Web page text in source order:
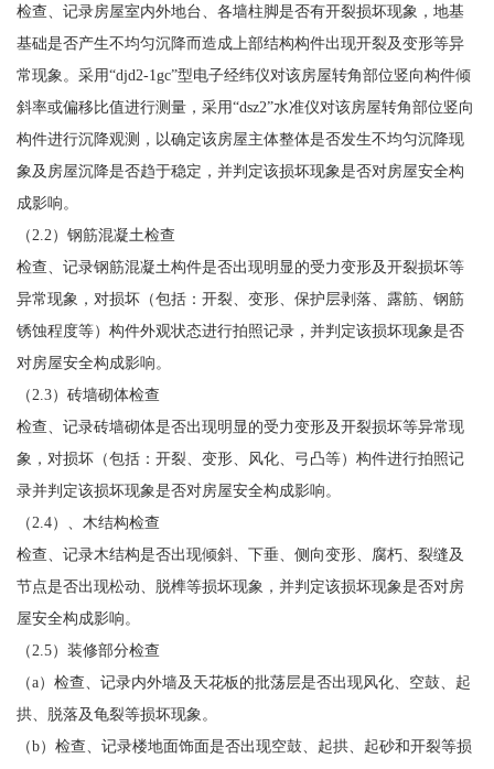
检查、记录房屋室内外地台、各墙柱脚是否有开裂损坏现象，地基
基础是否产生不均匀沉降而造成上部结构构件出现开裂及变形等异
常现象。采用“djd2-1gc”型电子经纬仪对该房屋转角部位竖向构件倾
斜率或偏移比值进行测量，采用“dsz2”水准仪对该房屋转角部位竖向
构件进行沉降观测，以确定该房屋主体整体是否发生不均匀沉降现
象及房屋沉降是否趋于稳定，并判定该损坏现象是否对房屋安全构
成影响。
（2.2）钢筋混凝土检查
检查、记录钢筋混凝土构件是否出现明显的受力变形及开裂损坏等
异常现象，对损坏（包括：开裂、变形、保护层剥落、露筋、钢筋
锈蚀程度等）构件外观状态进行拍照记录，并判定该损坏现象是否
对房屋安全构成影响。
（2.3）砖墙砌体检查
检查、记录砖墙砌体是否出现明显的受力变形及开裂损坏等异常现
象，对损坏（包括：开裂、变形、风化、弓凸等）构件进行拍照记
录并判定该损坏现象是否对房屋安全构成影响。
（2.4）、木结构检查
检查、记录木结构是否出现倾斜、下垂、侧向变形、腐朽、裂缝及
节点是否出现松动、脱榫等损坏现象，并判定该损坏现象是否对房
屋安全构成影响。
（2.5）装修部分检查
（a）检查、记录内外墙及天花板的批荡层是否出现风化、空鼓、起
拱、脱落及龟裂等损坏现象。
（b）检查、记录楼地面饰面是否出现空鼓、起拱、起砂和开裂等损